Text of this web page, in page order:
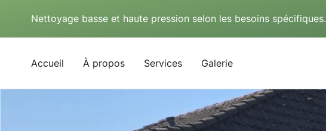
Nettoyage basse et haute pression selon les besoins spécifiques.
Accueil À propos Services Galerie